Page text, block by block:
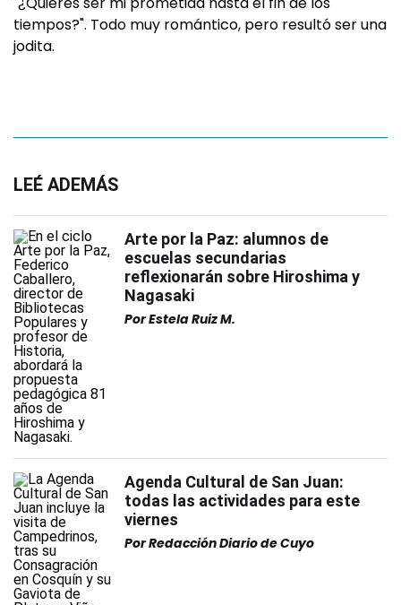
tiempos?". Todo muy romántico, pero resultó ser una
jodita.
LEÉ ADEMÁS
Arte por la Paz: alumnos de
escuelas secundarias
reflexionarán sobre Hiroshima y
Nagasaki
PorEstela Ruiz M.
Agenda Cultural de San Juan:
todas las actividades para este
viernes
PorRedacción Diario de Cuyo